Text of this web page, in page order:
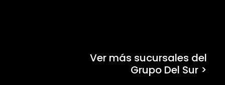
Ver más sucursales del
Grupo Del Sur >